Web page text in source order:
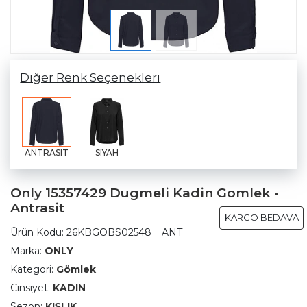
Diğer Renk Seçenekleri
ANTRASIT SIYAH
Only 15357429 Dugmeli Kadin Gomlek -
Antrasit
KARGO BEDAVA
Ürün Kodu: 26KBGOBS02548__ANT
Marka: ONLY
Kategori: Gömlek
Cinsiyet: KADIN